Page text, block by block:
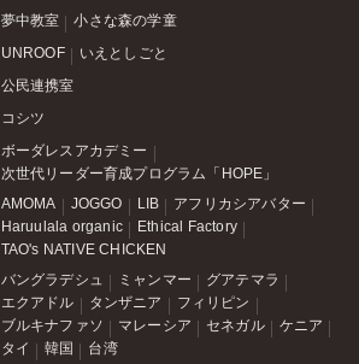
夢中教室 小さな森の学童
UNROOF いえとしごと
公民連携室
コシツ
ボーダレスアカデミー
次世代リーダー育成プログラム「HOPE」
AMOMA JOGGO LIB
アフリカシアバター
Haruulala organic
Ethical Factory
TAO's NATIVE CHICKEN
バングラデシュ ミャンマー
グアテマラ
エクアドル
タンザニア
フィリピン
ブルキナファソ
マレーシア セネガル
ケニア
タイ
韓国 台湾